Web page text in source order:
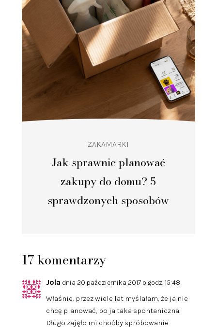
Jak sprawnie planować
zakupy do domu? 5
sprawdzonych sposobów
ZAKAMARKI
17 komentarzy
Jola dnia 20 października 2017 o godz. 15:48
Właśnie, przez wiele lat myślałam, że ja nie
chcę planować, bo ja taka spontaniczna.
Długo zajęło mi choćby spróbowanie